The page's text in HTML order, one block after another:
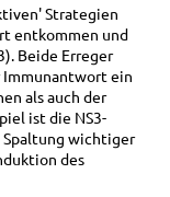
Strategien
entkommen und
Beide Erreger
ein
als auch der
ist die NS3-
Spaltung wichtiger
des